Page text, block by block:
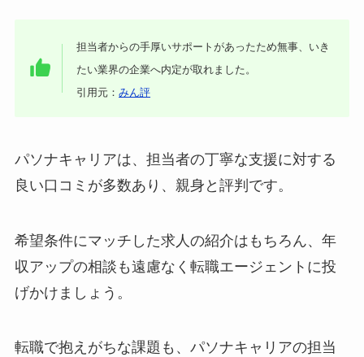
担当者からの手厚いサポートがあったため無事、いき
たい業界の企業へ内定が取れました。
引用元：みん評
パソナキャリアは、担当者の丁寧な支援に対する
良い口コミが多数あり、親身と評判です。
希望条件にマッチした求人の紹介はもちろん、年
収アップの相談も遠慮なく転職エージェントに投
げかけましょう。
転職で抱えがちな課題も、パソナキャリアの担当